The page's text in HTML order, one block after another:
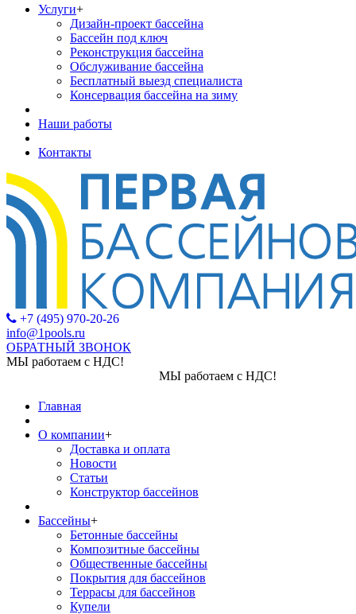
Услуги+
Дизайн-проект бассейна
Бассейн под ключ
Реконструкция бассейна
Обслуживание бассейна
Бесплатный выезд специалиста
Консервация бассейна на зиму
Наши работы
Контакты
+7 (495) 970-20-26
info@1pools.ru
ОБРАТНЫЙ ЗВОНОК
МЫ работаем с НДС!
МЫ работаем с НДС!
Главная
О компании+
Доставка и оплата
Новости
Статьи
Конструктор бассейнов
Бассейны+
Бетонные бассейны
Композитные бассейны
Общественные бассейны
Покрытия для бассейнов
Террасы для бассейнов
Купели